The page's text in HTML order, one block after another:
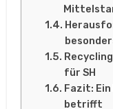
für SH
Fazit:
betrifft